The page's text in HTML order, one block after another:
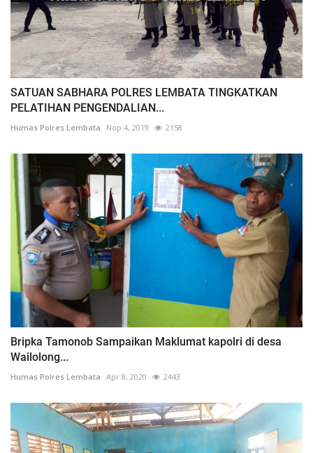
SATUAN SABHARA POLRES LEMBATA TINGKATKAN
PELATIHAN PENGENDALIAN...
Humas Polres Lembata Nop 4, 2019 2158
Bripka Tamonob Sampaikan Maklumat kapolri di desa
Wailolong...
Humas Polres Lembata Apr 8, 2020 2443